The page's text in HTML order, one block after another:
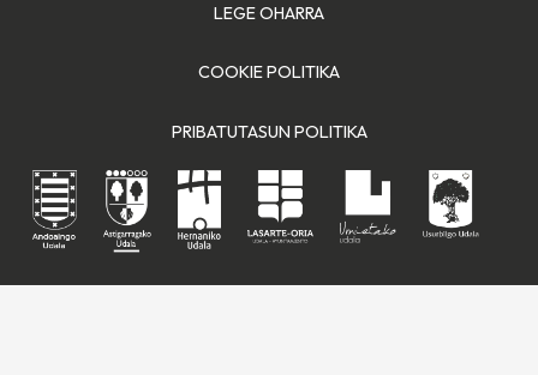
LEGE OHARRA
COOKIE POLITIKA
PRIBATUTASUN POLITIKA